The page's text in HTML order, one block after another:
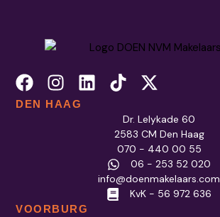
DEN HAAG
Dr. Lelykade 60
2583 CM Den Haag
070 - 440 00 55
06 - 253 52 020
info@doenmakelaars.com
KvK - 56 972 636
VOORBURG